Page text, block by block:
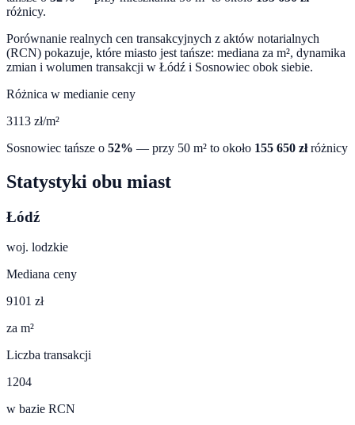
różnicy.
Porównanie realnych cen transakcyjnych z aktów notarialnych
(RCN) pokazuje, które miasto jest tańsze: mediana za m², dynamika
zmian i wolumen transakcji w Łódź i Sosnowiec obok siebie.
Różnica w medianie ceny
3113 zł/m²
Sosnowiec tańsze o 52% — przy 50 m² to około 155 650 złróżnicy
Statystyki obu miast
Łódź
woj. lodzkie
Mediana ceny
9101 zł
za m²
Liczba transakcji
1204
w bazie RCN